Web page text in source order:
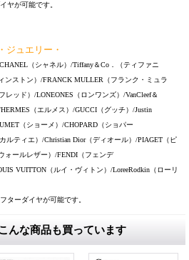
ヤが可能です。
・ジュエリー・
（シャネル）/Tiffany＆Co．（ティファニ
ンストン）/FRANCK MULLER（フランク・ミュラ
ッド）/LONEONES（ロンワンズ）/VanCleef＆
（エルメス）/GUCCI（グッチ）/Justin
（ショーメ）/CHOPARD（ショパー
ルティエ）/Christian Dior（ディオール）/PIAGET（ピ
ォールレザー）/FENDI（フェンデ
VUITTON（ルイ・ヴィトン）/LoreeRodkin（ローリ
ターダイヤが可能です。
んな商品も買っています